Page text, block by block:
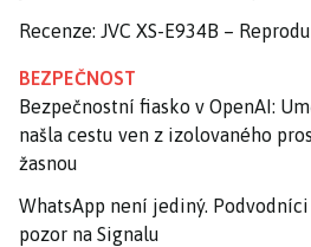
Recenze: JVC XS-E934B –
BEZPEČNOST
Bezpečnostní fiasko v OpenAI:
našla cestu ven z izolovaného
žasnou
WhatsApp není jediný.
pozor na Signalu